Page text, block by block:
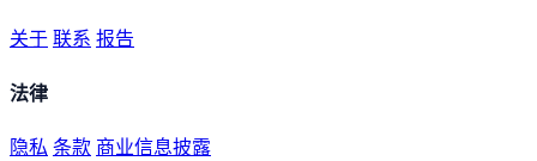
关于联系 报告
法律
隐私 条款 商业信息披露